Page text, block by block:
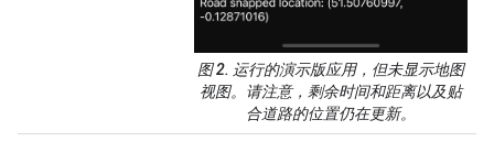
图 2. 运行的演示版应用，但未显示地图
视图。请注意，剩余时间和距离以及贴
合道路的位置仍在更新。